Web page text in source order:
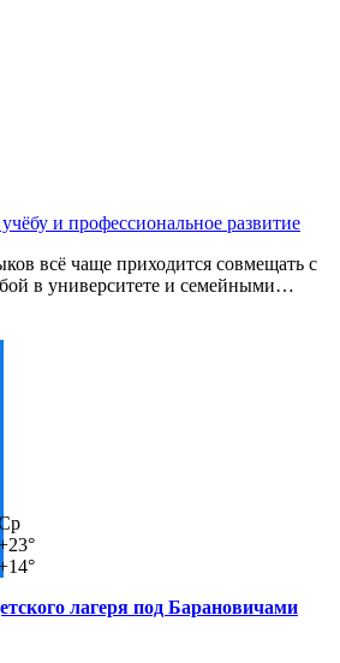
и профессиональное развитие
всё чаще приходится совмещать с
в университете и семейными…
23°
14°
лагеря под Барановичами